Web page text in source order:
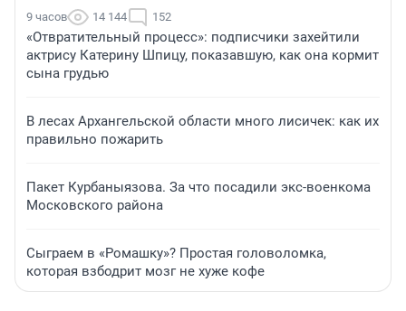
9 часов 14 144 152
«Отвратительный процесс»: подписчики захейтили
актрису Катерину Шпицу, показавшую, как она кормит
сына грудью
В лесах Архангельской области много лисичек: как их
правильно пожарить
Пакет Курбаныязова. За что посадили экс-военкома
Московского района
Сыграем в «Ромашку»? Простая головоломка,
которая взбодрит мозг не хуже кофе